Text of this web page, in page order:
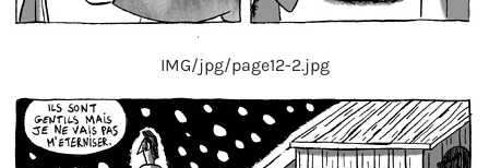
IMG/jpg/page12-2.jpg